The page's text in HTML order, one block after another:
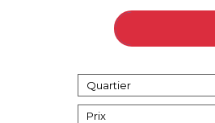
Quartier
Prix